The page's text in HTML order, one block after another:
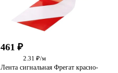
461 ₽
2.31 ₽/м
Лента сигнальная Фрегат красно-